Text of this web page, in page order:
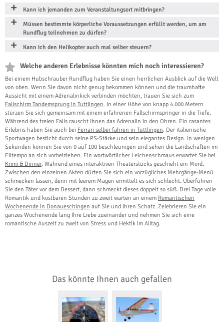
Kann ich jemanden zum Veranstaltungsort mitbringen?
Müssen bestimmte körperliche Voraussetzungen erfüllt werden, um am
Rundflug teilnehmen zu dürfen?
Kann ich den Helikopter auch mal selber steuern?
Welche anderen Erlebnisse könnten mich noch interessieren?
Bei einem Hubschrauber Rundflug haben Sie einen herrlichen Ausblick auf die Welt
von oben. Wenn Sie davon nicht genug bekommen können und die traumhafte
Aussicht mit einem Adrenalinkick verbinden möchten, trauen Sie sich zum
Fallschirm Tandemsprung in Tuttlingen. In einer Höhe von knapp 4.000 Metern
stürzen Sie sich gemeinsam mit einem erfahrenen Fallschirmspringer in die Tiefe.
Während des freien Falls rauscht Ihnen das Adrenalin in den Ohren. Ein rasantes
Erlebnis haben Sie auch bei Ferrari selber fahren in Tuttlingen. Der italienische
Sportwagen besticht durch seine PS-Stärke und sein elegantes Design. In wenigen
Sekunden können Sie von 0 auf 100 beschleunigen und sehen die Landschaften im
Eiltempo an sich vorbeiziehen. Ein wortwörtlicher Leichenschmaus erwartet Sie bei
Krimi & Dinner. Während eines interaktiven Theaterstücks geschieht ein Mord.
Zwischen den einzelnen Akten dürfen Sie sich ein vorzügliches Mehrgänge-Menü
schmecken lassen, denn mit leerem Magen ermittelt es sich schlecht. Überführen
Sie den Täter vor dem Dessert, dann schmeckt dieses doppelt so süß. Drei Tage volle
Romantik und kostbaren Stunden zu zweit warten an einem Romantischen
Wochenende in Donaueschingen auf Sie und Ihren Schatz. Zelebrieren Sie ein
ganzes Wochenende lang Ihre Liebe zueinander und nehmen Sie sich eine
romantische Auszeit zu zweit von Stress und Hektik im Alltag.
Das könnte Ihnen auch gefallen